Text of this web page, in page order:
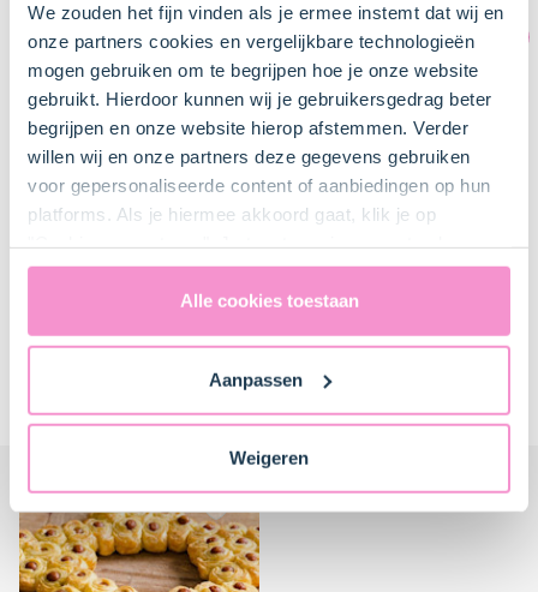
We zouden het fijn vinden als je ermee instemt dat wij en
onze partners cookies en vergelijkbare technologieën
mogen gebruiken om te begrijpen hoe je onze website
gebruikt. Hierdoor kunnen wij je gebruikersgedrag beter
begrijpen en onze website hierop afstemmen. Verder
willen wij en onze partners deze gegevens gebruiken
voor gepersonaliseerde content of aanbiedingen op hun
platforms. Als je hiermee akkoord gaat, klik je op
uitdrukkelijk een eventuele gegevensoverdracht naar de
Verenigde Staten in de zin van artikel 49 AVG. Raadpleeg
ons
naar technology providers en partners in de Verenigde
Staten. Je kunt op elk moment van gedachten
Alle cookies toestaan
Aanpassen
Weigeren
30 min. 0
Halloween koekjes Bloem eieren suiker
15
of
Meer thuisbakkers recepten